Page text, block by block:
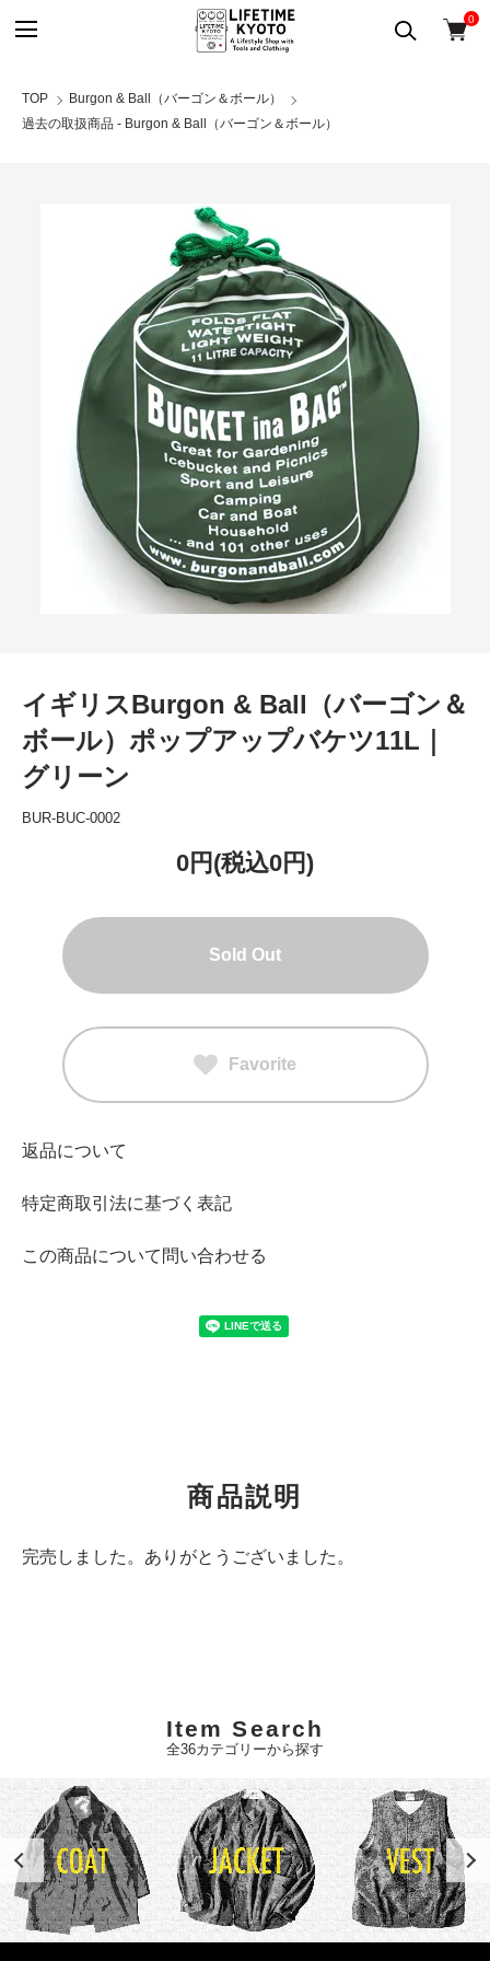
0
TOP
Burgon & Ball（バーゴン＆ボール）
過去の取扱商品 - Burgon & Ball（バーゴン＆ボール）
イギリスBurgon & Ball（バーゴン＆
ボール）ポップアップバケツ11L｜
グリーン
BUR-BUC-0002
0円(税込0円)
Sold Out
Favorite
返品について
特定商取引法に基づく表記
この商品について問い合わせる
商品説明
完売しました。ありがとうございました。
Item Search
全36カテゴリーから探す